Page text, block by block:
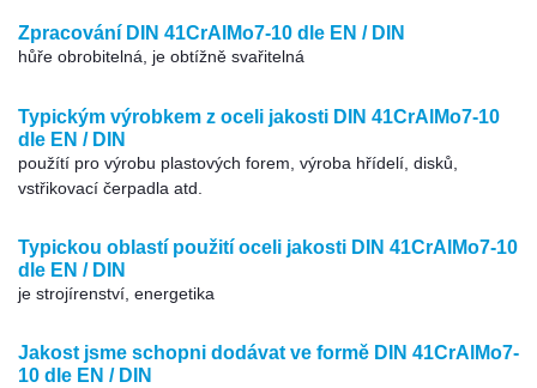
Zpracování DIN 41CrAlMo7-10 dle EN / DIN
hůře obrobitelná, je obtížně svařitelná
Typickým výrobkem z oceli jakosti DIN 41CrAlMo7-10
dle EN / DIN
použítí pro výrobu plastových forem, výroba hřídelí, disků,
vstřikovací čerpadla atd.
Typickou oblastí použití oceli jakosti DIN 41CrAlMo7-10
dle EN / DIN
je strojírenství, energetika
Jakost jsme schopni dodávat ve formě DIN 41CrAlMo7-
10 dle EN / DIN